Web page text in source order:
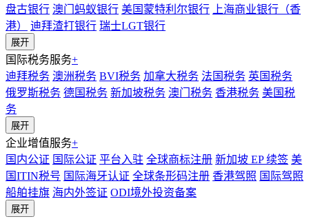
盘古银行 澳门蚂蚁银行 美国蒙特利尔银行
上海商业银行（香
港）
迪拜渣打银行 瑞士LGT银行
展开
国际税务服务+
迪拜税务 澳洲税务 BVI税务 加拿大税务 法国税务 英国税务
俄罗斯税务 德国税务 新加坡税务 澳门税务 香港税务 美国税
务
展开
企业增值服务+
国内公证 国际公证 平台入驻 全球商标注册 新加坡 EP 续签 美
国ITIN税号 国际海牙认证 全球条形码注册 香港驾照 国际驾照
船舶挂旗 海内外签证 ODI境外投资备案
展开